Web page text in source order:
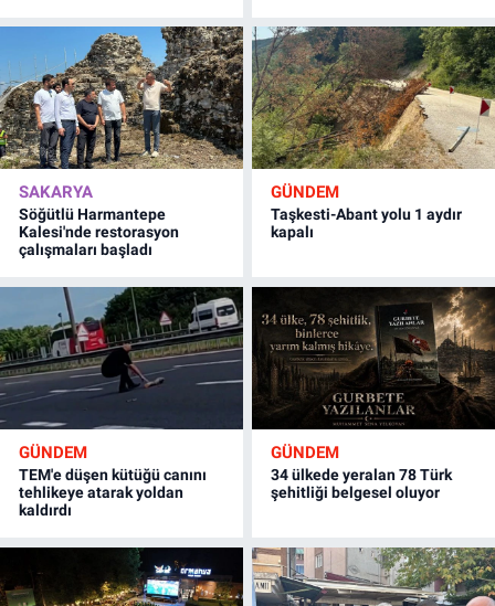
SAKARYA
Söğütlü Harmantepe
Kalesi'nde restorasyon
çalışmaları başladı
GÜNDEM
Taşkesti-Abant yolu 1 aydır
kapalı
GÜNDEM
TEM'e düşen kütüğü canını
tehlikeye atarak yoldan
kaldırdı
GÜNDEM
34 ülkede yeralan 78 Türk
şehitliği belgesel oluyor